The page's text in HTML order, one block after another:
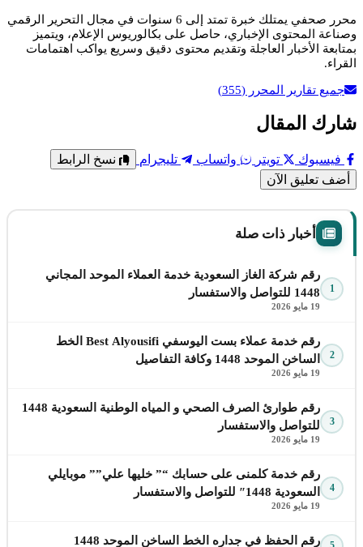
محرر صحفي يمتلك خبرة تمتد إلى 6 سنوات في مجال التحرير الرقمي
وصناعة المحتوى الإخباري، حاصل على بكالوريوس الإعلام، ويتميز
بمتابعة الأخبار العاجلة وتقديم محتوى دقيق وسريع يواكب اهتمامات
القراء.
جميع تقارير المحرر (355)
شارك المقال
فيسبوك تويتر واتساب تليجرام
نسخ الرابط
أضف تعليق الآن
أخبار ذات صلة
1
رقم شركة الغاز السعودية خدمة العملاء الموحد المجاني
1448 للتواصل والاستفسار
19 مايو 2026
2
رقم خدمة عملاء بست اليوسفي Best Alyousifi الخط
الساخن الموحد 1448 وكافة التفاصيل
19 مايو 2026
3
رقم طوارئ الصرف الصحي و المياه الوطنية السعودية 1448
للتواصل والاستفسار
19 مايو 2026
4
رقم خدمة كلمنى على حسابك “” خليها علي”” موبايلي
السعودية 1448″ للتواصل والاستفسار
19 مايو 2026
رقم الحفظ في جداره الخط الساخن الموحد 1448